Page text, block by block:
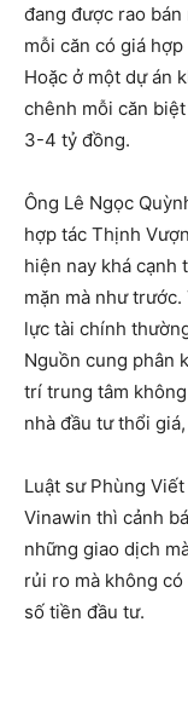
đang được rao
mỗi căn có giá
Hoặc ở một dự án
chênh mỗi căn
3-4 tỷ đồng.
Ông Lê Ngọc
hợp tác Thịnh
hiện nay khá cạnh
mặn mà như
lực tài chính
Nguồn cung phân
trí trung tâm
nhà đầu tư thổi
Luật sư Phùng
Vinawin thì cảnh
những giao dịch
rủi ro mà không
số tiền đầu tư.